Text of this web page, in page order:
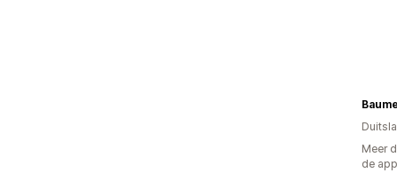
Meer
de app